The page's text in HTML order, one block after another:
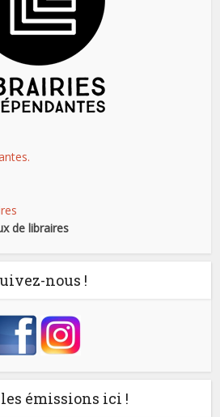
de libraires
nous !
émissions ici !